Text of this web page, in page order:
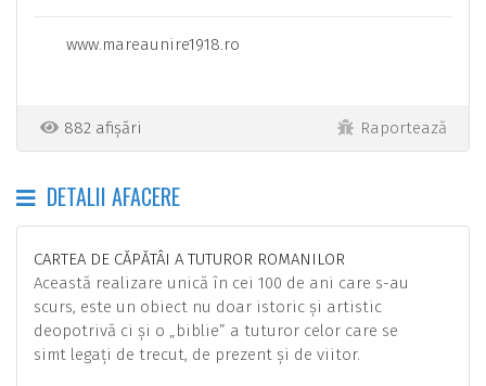
www.mareaunire1918.ro
882 afișări Raportează
DETALII AFACERE
CARTEA DE CĂPĂTÂI A TUTUROR ROMANILOR
Această realizare unică în cei 100 de ani care s-au
scurs, este un obiect nu doar istoric și artistic
deopotrivă ci și o „biblie” a tuturor celor care se
simt legați de trecut, de prezent și de viitor.